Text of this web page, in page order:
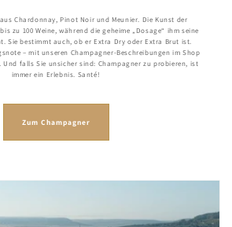
Chardonnay, Pinot Noir und Meunier. Die Kunst der
zu 100 Weine, während die geheime „Dosage“ ihm seine
Sie bestimmt auch, ob er Extra Dry oder Extra Brut ist.
– mit unseren Champagner-Beschreibungen im Shop
Und falls Sie unsicher sind: Champagner zu probieren, ist
immer ein Erlebnis. Santé!
Zum Champagner